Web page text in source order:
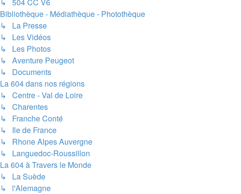
Bibliothèque - Médiathèque - Photothèque
↳ La Presse
↳ Les Vidéos
↳ Les Photos
↳ Aventure Peugeot
↳ Documents
La 604 dans nos régions
↳ Centre - Val de Loire
↳ Charentes
↳ Franche Conté
↳ Ile de France
↳ Rhone Alpes Auvergne
↳ Languedoc-Roussillon
La 604 à Travers le Monde
↳ La Suède
↳ l'Alemagne